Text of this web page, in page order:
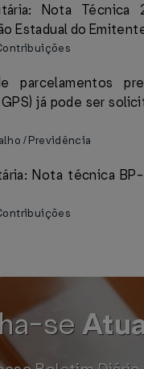
Nota Técnica
Estadual do
parcelamentos
já pode ser
/ Previdência
Nota técnica
se